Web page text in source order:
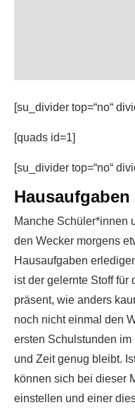
[su_divider top=“no“
[quads id=1]
[su_divider top=“no“
Manche Schüler*innen
den Wecker morgens
Hausaufgaben
ist der gelernte Stoff für
präsent, wie anders
noch nicht einmal den
ersten Schulstunden
und Zeit genug bleibt.
können sich bei dieser
einstellen und einer